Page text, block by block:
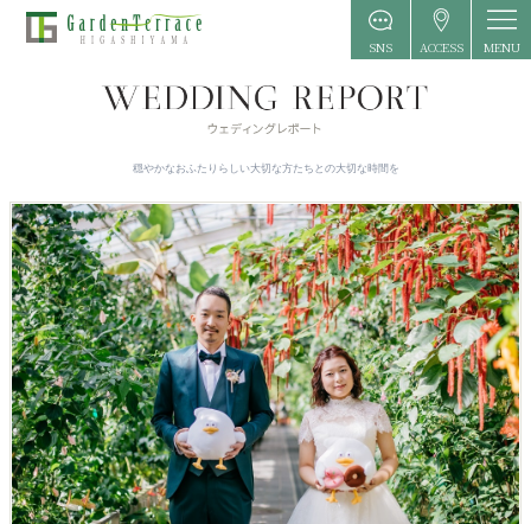
SNS ACCESS MENU
穏やかなおふたりらしい大切な方たちとの大切な時間を